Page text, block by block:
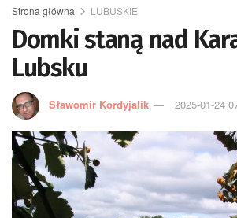
Strona główna LUBUSKIE
Domki staną nad
Lubsku
Sławomir Kordyjalik 2025-01-24